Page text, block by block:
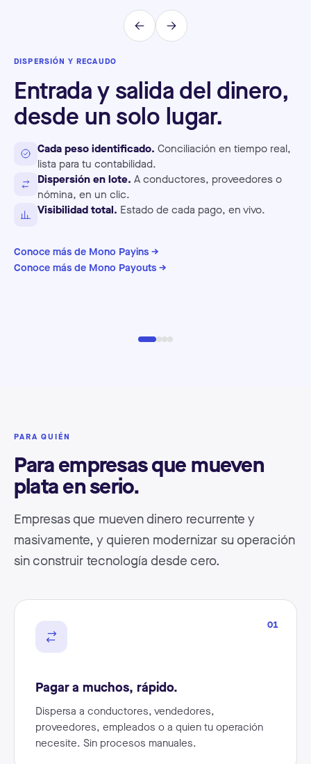
DISPERSIÓN Y RECAUDO
Entrada y salida del dinero,
desde un solo lugar.
Cada peso identificado. Conciliación en tiempo real,
lista para tu contabilidad.
Dispersión en lote. A conductores, proveedores o
nómina, en un clic.
Visibilidad total. Estado de cada pago, en vivo.
Conoce más de Mono Payins →
Conoce más de Mono Payouts →
PARA QUIÉN
Para empresas que mueven
plata en serio.
Empresas que mueven dinero recurrente y
masivamente, y quieren modernizar su operación
sin construir tecnología desde cero.
01
Pagar a muchos, rápido.
Dispersa a conductores, vendedores,
proveedores, empleados o a quien tu operación
necesite. Sin procesos manuales.